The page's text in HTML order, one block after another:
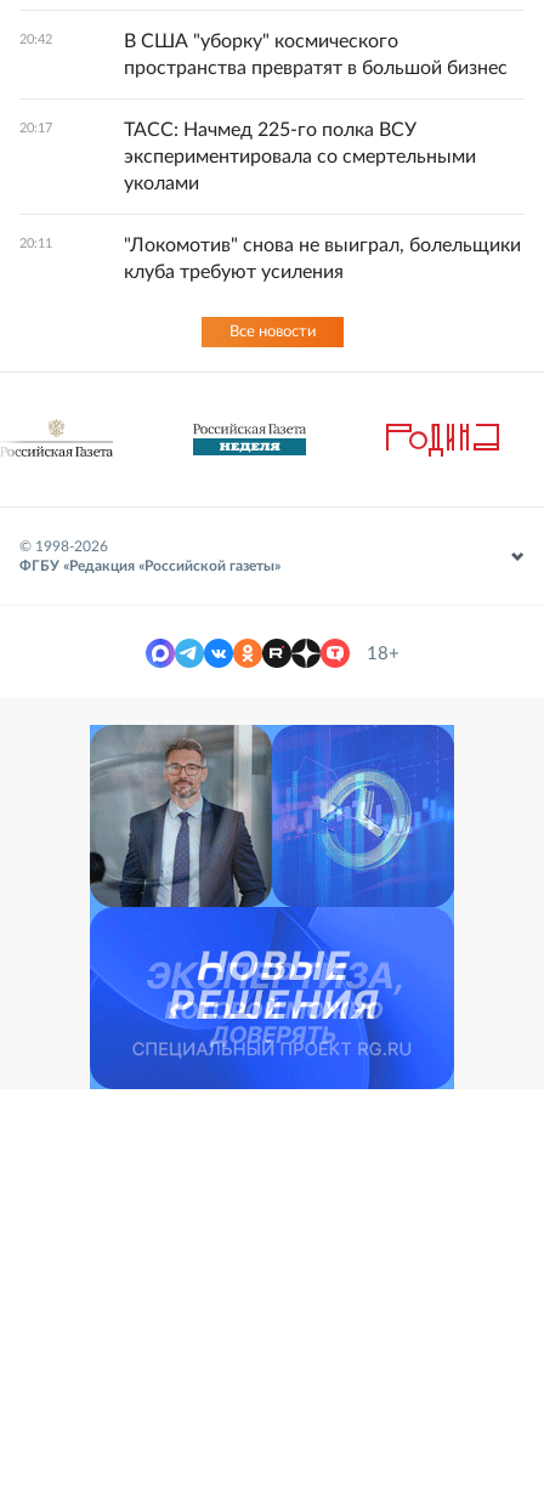
20:42
В США "уборку" космического
пространства превратят в большой бизнес
20:17
ТАСС: Начмед 225-го полка ВСУ
экспериментировала со смертельными
уколами
20:11
"Локомотив" снова не выиграл, болельщики
клуба требуют усиления
Все новости
© 1998-2026
ФГБУ «Редакция «Российской газеты»
18+